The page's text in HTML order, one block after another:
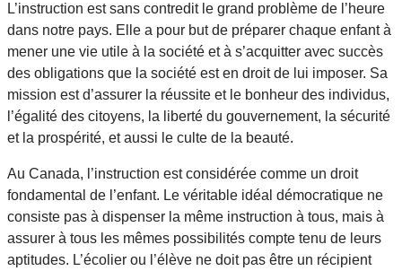
L’instruction est sans contredit le grand problème de l’heure
dans notre pays. Elle a pour but de préparer chaque enfant à
mener une vie utile à la société et à s’acquitter avec succès
des obligations que la société est en droit de lui imposer. Sa
mission est d’assurer la réussite et le bonheur des individus,
l’égalité des citoyens, la liberté du gouvernement, la sécurité
et la prospérité, et aussi le culte de la beauté.
Au Canada, l’instruction est considérée comme un droit
fondamental de l’enfant. Le véritable idéal démocratique ne
consiste pas à dispenser la même instruction à tous, mais à
assurer à tous les mêmes possibilités compte tenu de leurs
aptitudes. L’écolier ou l’élève ne doit pas être un récipient